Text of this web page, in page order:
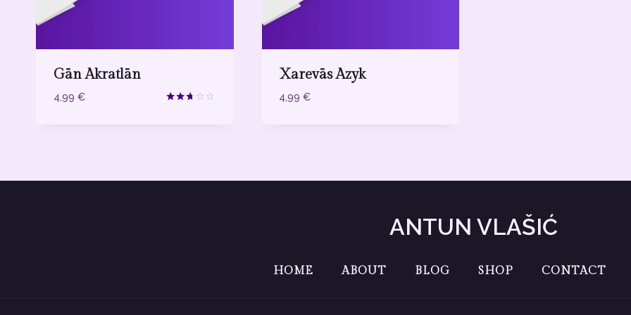
Gān Akratlān
4,99 €
Xarevās Azyk
4,99 €
ANTUN VLAŠIĆ
HOME ABOUT BLOG SHOP CONTACT